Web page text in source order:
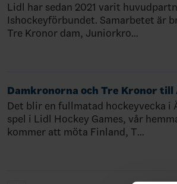
Lidl har sedan 2021 varit
Ishockeyförbundet. Samarbetet är
Tre Kronor dam, Juniorkro…
Damkronorna och Tre Kronor till
Det blir en fullmatad hockeyvecka i
spel i Lidl Hockey Games, vår
kommer att möta Finland, T…